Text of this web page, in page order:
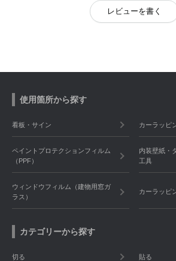
レビューを書く
使用箇所から探す
看板・サイン カーラッピ
ペイントプロテクションフィルム
（PPF）
内装壁紙・
工具
ウィンドウフィルム（建物用窓ガ
ラス）
カーラッピ
カテゴリーから探す
切る 貼る